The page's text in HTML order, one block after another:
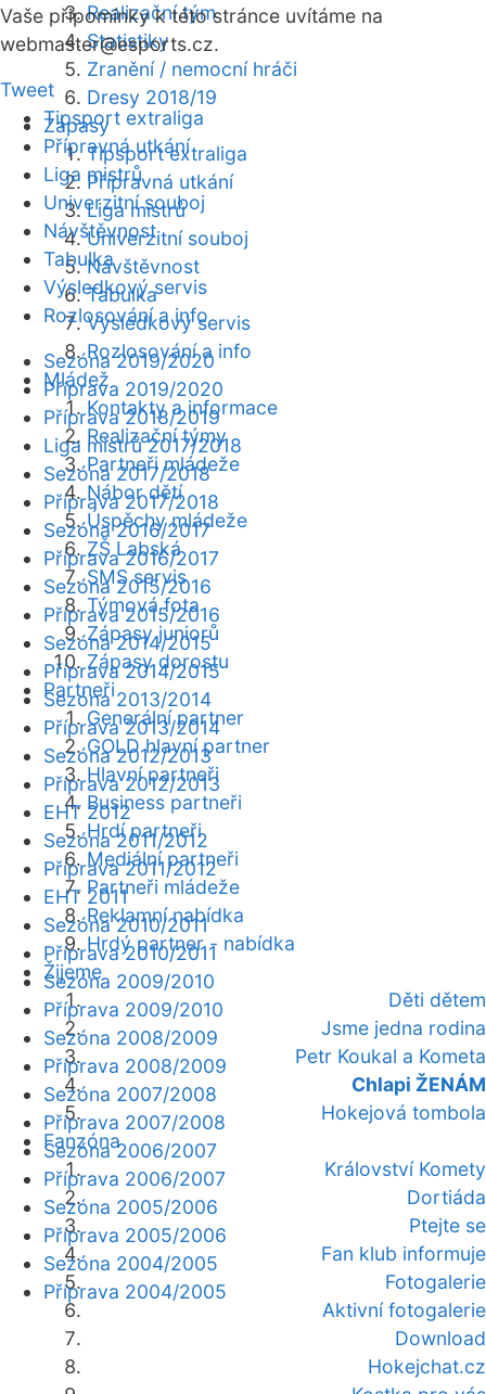
Realizační tým
Statistiky
Zranění / nemocní hráči
Dresy 2018/19
Zápasy
Tipsport extraliga
Přípravná utkání
Liga mistrů
Univerzitní souboj
Návštěvnost
Tabulka
Výsledkový servis
Rozlosování a info
Mládež
Kontakty a informace
Realizační týmy
Partneři mládeže
Nábor dětí
Úspěchy mládeže
ZŠ Labská
SMS servis
Týmová fota
Zápasy juniorů
Zápasy dorostu
Partneři
Generální partner
GOLD hlavní partner
Hlavní partneři
Business partneři
Hrdí partneři
Mediální partneři
Partneři mládeže
Reklamní nabídka
Hrdý partner - nabídka
Žijeme
Děti dětem
Jsme jedna rodina
Petr Koukal a Kometa
Chlapi ŽENÁM
Hokejová tombola
Fanzóna
Království Komety
Dortiáda
Ptejte se
Fan klub informuje
Fotogalerie
Aktivní fotogalerie
Download
Hokejchat.cz
Vaše připomínky k této stránce uvítáme na
webmaster@esports.cz.
Tweet
Tipsport extraliga
Přípravná utkání
Liga mistrů
Univerzitní souboj
Návštěvnost
Tabulka
Výsledkový servis
Rozlosování a info
Sezóna 2019/2020
Příprava 2019/2020
Příprava 2018/2019
Liga mistrů 2017/2018
Sezóna 2017/2018
Příprava 2017/2018
Sezóna 2016/2017
Příprava 2016/2017
Sezóna 2015/2016
Příprava 2015/2016
Sezóna 2014/2015
Příprava 2014/2015
Sezóna 2013/2014
Příprava 2013/2014
Sezóna 2012/2013
Příprava 2012/2013
EHT 2012
Sezóna 2011/2012
Příprava 2011/2012
EHT 2011
Sezóna 2010/2011
Příprava 2010/2011
Sezóna 2009/2010
Příprava 2009/2010
Sezóna 2008/2009
Příprava 2008/2009
Sezóna 2007/2008
Příprava 2007/2008
Sezóna 2006/2007
Příprava 2006/2007
Sezóna 2005/2006
Příprava 2005/2006
Sezóna 2004/2005
Příprava 2004/2005